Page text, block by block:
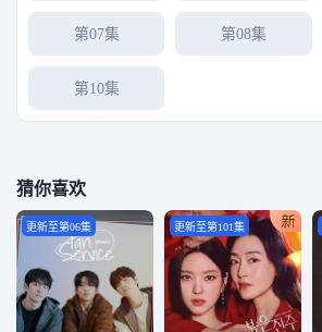
第07集 第08集
第10集
猜你喜欢
更新至第06集 更新至第101集